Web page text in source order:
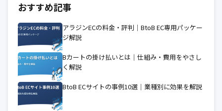
おすすめ記事
アラジンECの料金・評判｜BtoB EC専用パッケー
ジ解説
Bカートの掛け払いとは｜仕組み・費用をやさし
く解説
BtoB ECサイトの事例10選｜業種別に効果を解説